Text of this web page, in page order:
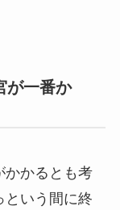
が一番か
かかるとも考
という間に終